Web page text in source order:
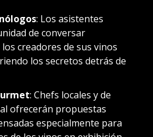
: Los asistentes
de conversar
creadores de sus vinos
los secretos detrás de
: Chefs locales y de
ofrecerán propuestas
especialmente para